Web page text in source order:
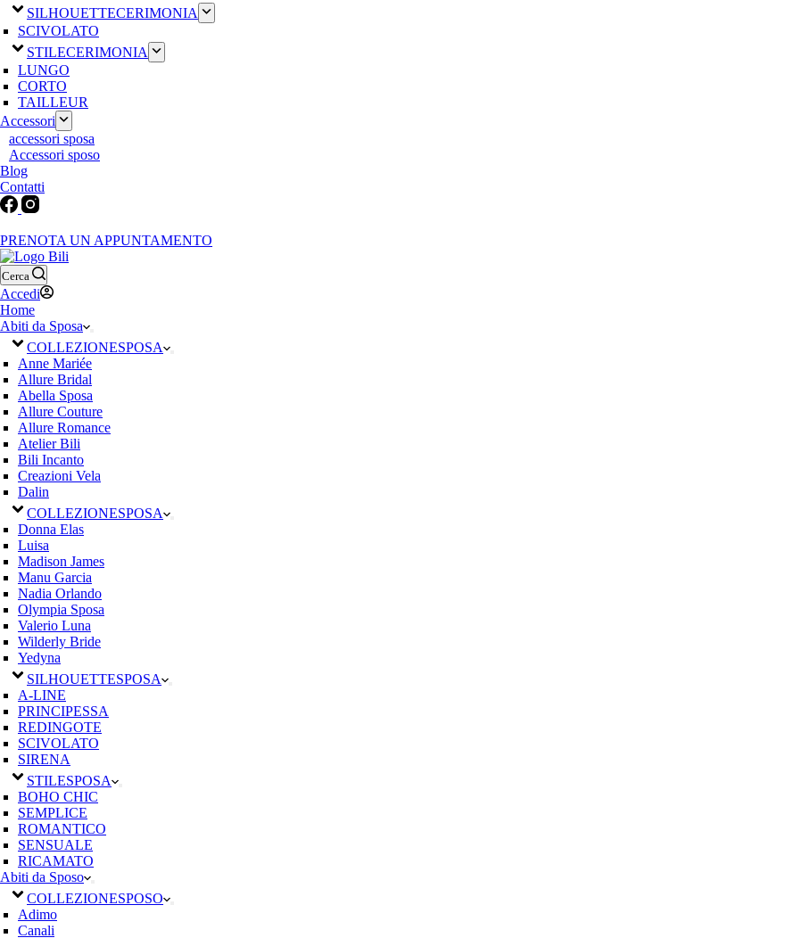
SILHOUETTECERIMONIA
SCIVOLATO
STILECERIMONIA
LUNGO
CORTO
TAILLEUR
Accessori
accessori sposa
Accessori sposo
Blog
Contatti
PRENOTA UN APPUNTAMENTO
Cerca
Accedi
Home
Abiti da Sposa
COLLEZIONESPOSA
Anne Mariée
Allure Bridal
Abella Sposa
Allure Couture
Allure Romance
Atelier Bili
Bili Incanto
Creazioni Vela
Dalin
COLLEZIONESPOSA
Donna Elas
Luisa
Madison James
Manu Garcia
Nadia Orlando
Olympia Sposa
Valerio Luna
Wilderly Bride
Yedyna
SILHOUETTESPOSA
A-LINE
PRINCIPESSA
REDINGOTE
SCIVOLATO
SIRENA
STILESPOSA
BOHO CHIC
SEMPLICE
ROMANTICO
SENSUALE
RICAMATO
Abiti da Sposo
COLLEZIONESPOSO
Adimo
Canali